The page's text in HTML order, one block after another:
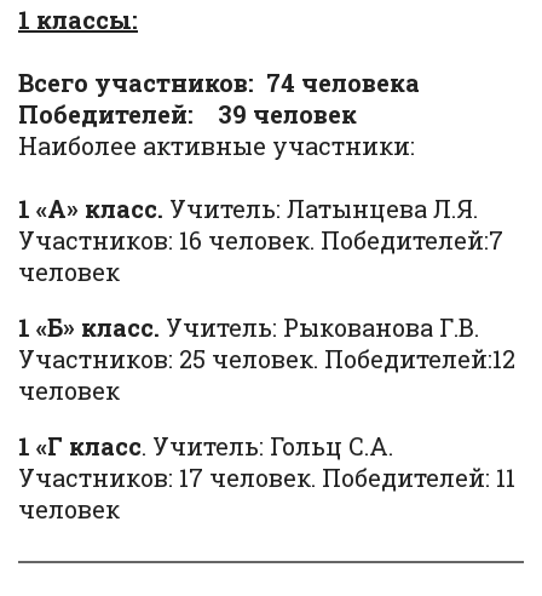
1 классы:
Всего участников: 74 человека
Победителей: 39 человек
Наиболее активные участники:
1 «А» класс. Учитель: Латынцева Л.Я.
Участников: 16 человек. Победителей:7
человек
1 «Б» класс. Учитель: Рыкованова Г.В.
Участников: 25 человек. Победителей:12
человек
1 «Г класс. Учитель: Гольц С.А.
Участников: 17 человек. Победителей: 11
человек